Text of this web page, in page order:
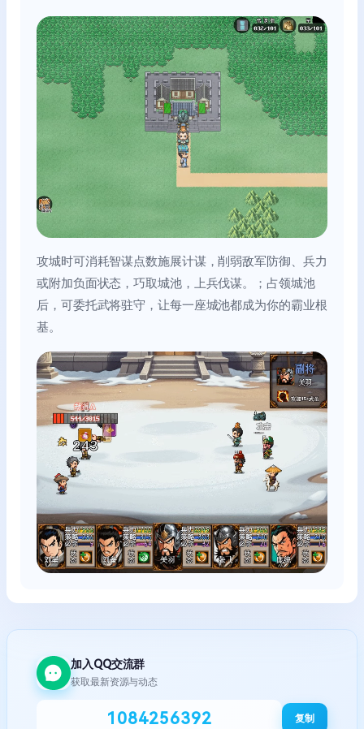
攻城时可消耗智谋点数施展计谋，削弱敌军防御、兵力
或附加负面状态，巧取城池，上兵伐谋。；占领城池
后，可委托武将驻守，让每一座城池都成为你的霸业根
基。
加入QQ交流群
获取最新资源与动态
1084256392 复制